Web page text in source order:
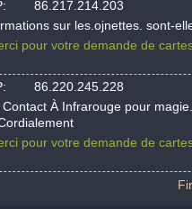
86.217.214.203
sur les.ojnettes. sont-
pour votre demande de
86.220.245.228
À Infrarouge pour
pour votre demande de